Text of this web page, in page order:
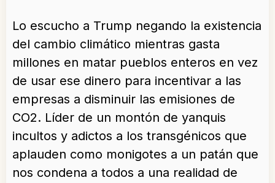
Lo escucho a Trump negando la existencia
del cambio climático mientras gasta
millones en matar pueblos enteros en vez
de usar ese dinero para incentivar a las
empresas a disminuir las emisiones de
CO2. Líder de un montón de yanquis
incultos y adictos a los transgénicos que
aplauden como monigotes a un patán que
nos condena a todos a una realidad de